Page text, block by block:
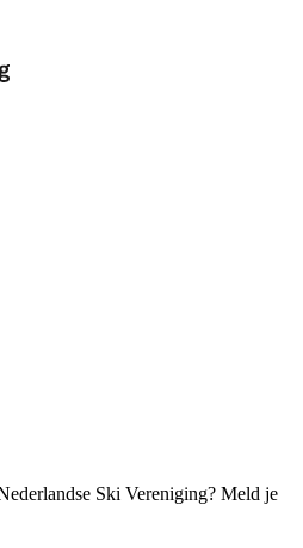
Ski Vereniging? Meld je